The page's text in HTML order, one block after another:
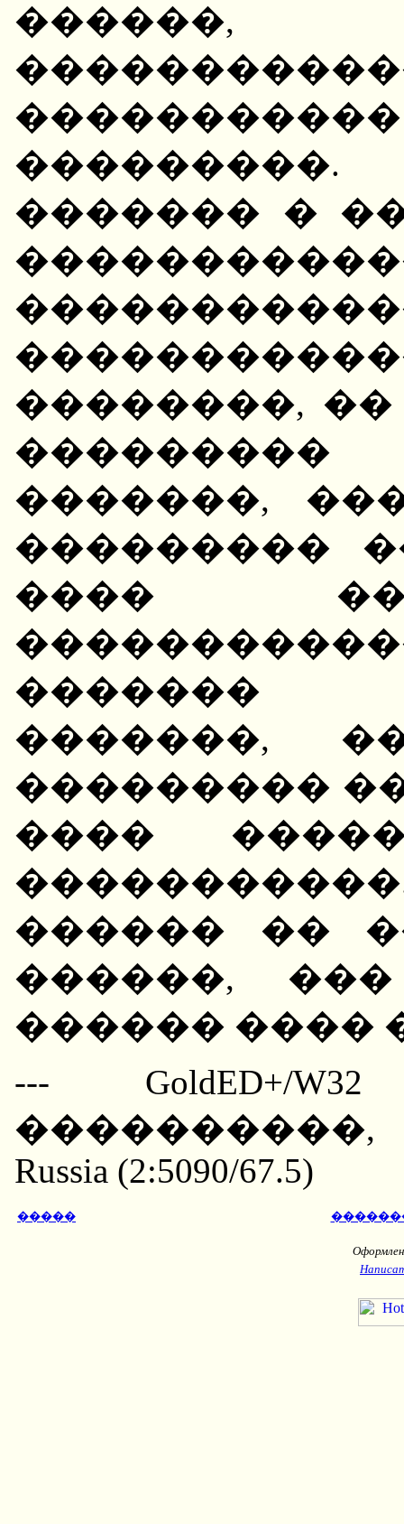
������,
������� �
��������,
�������,
���������
���� ��
�������
�������,
���������
����
������ ��
������,
������ ����
--- GoldED+/
����������,
Russia (2:5090/67.5)
�����